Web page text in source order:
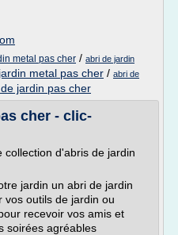
metal pas cher / abri de jardin
metal pas cher / abri de
jardin pas cher
cher - clic-
collection d'abris de jardin
jardin un abri de jardin
vos outils de jardin ou
recevoir vos amis et
soirées agréables